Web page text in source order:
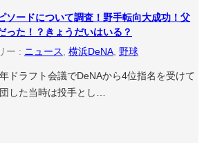
ソードについて調査！野手転向大成功！父
った！？きょうだいはいる？
ー : ニュース 横浜DeNA 野球
ドラフト会議でDeNAから4位指名を受けて
した当時は投手とし…